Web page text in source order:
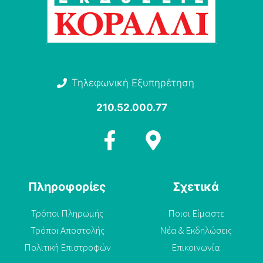
Τηλεφωνική Εξυπηρέτηση
210.52.000.77
Πληροφορίες
Τρόποι Πληρωμής
Τρόποι Αποστολής
Πολιτική Επιστροφών
Σχετικά
Ποιοι Είμαστε
Νέα & Εκδηλώσεις
Επικοινωνία